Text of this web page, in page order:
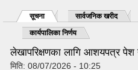
सूचना(active tab)सार्वजनिक खरीद
कार्यपालिका निर्णय
लेखापरिक्षणका लागि आशयपत्र पेश
मिति: 08/07/2026 - 10:25